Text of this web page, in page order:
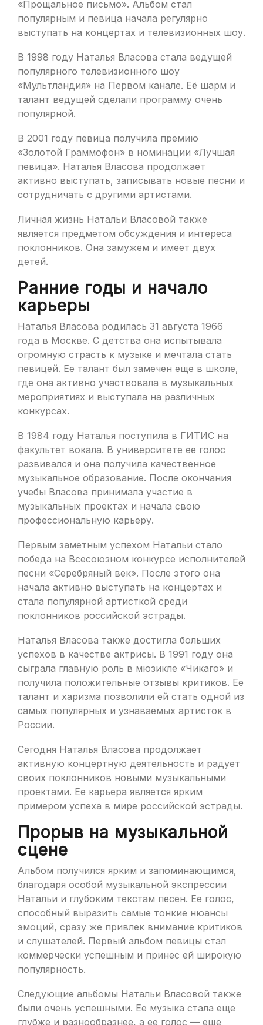
«Прощальное письмо». Альбом стал
популярным и певица начала регулярно
выступать на концертах и телевизионных шоу.
В 1998 году Наталья Власова стала ведущей
популярного телевизионного шоу
«Мультландия» на Первом канале. Её шарм и
талант ведущей сделали программу очень
популярной.
В 2001 году певица получила премию
«Золотой Граммофон» в номинации «Лучшая
певица». Наталья Власова продолжает
активно выступать, записывать новые песни и
сотрудничать с другими артистами.
Личная жизнь Натальи Власовой также
является предметом обсуждения и интереса
поклонников. Она замужем и имеет двух
детей.
Ранние годы и начало
карьеры
Наталья Власова родилась 31 августа 1966
года в Москве. С детства она испытывала
огромную страсть к музыке и мечтала стать
певицей. Ее талант был замечен еще в школе,
где она активно участвовала в музыкальных
мероприятиях и выступала на различных
конкурсах.
В 1984 году Наталья поступила в ГИТИС на
факультет вокала. В университете ее голос
развивался и она получила качественное
музыкальное образование. После окончания
учебы Власова принимала участие в
музыкальных проектах и начала свою
профессиональную карьеру.
Первым заметным успехом Натальи стало
победа на Всесоюзном конкурсе исполнителей
песни «Серебряный век». После этого она
начала активно выступать на концертах и
стала популярной артисткой среди
поклонников российской эстрады.
Наталья Власова также достигла больших
успехов в качестве актрисы. В 1991 году она
сыграла главную роль в мюзикле «Чикаго» и
получила положительные отзывы критиков. Ее
талант и харизма позволили ей стать одной из
самых популярных и узнаваемых артисток в
России.
Сегодня Наталья Власова продолжает
активную концертную деятельность и радует
своих поклонников новыми музыкальными
проектами. Ее карьера является ярким
примером успеха в мире российской эстрады.
Прорыв на музыкальной
сцене
Альбом получился ярким и запоминающимся,
благодаря особой музыкальной экспрессии
Натальи и глубоким текстам песен. Ее голос,
способный выразить самые тонкие нюансы
эмоций, сразу же привлек внимание критиков
и слушателей. Первый альбом певицы стал
коммерчески успешным и принес ей широкую
популярность.
Следующие альбомы Натальи Власовой также
были очень успешными. Ее музыка стала еще
глубже и разнообразнее, а ее голос — еще